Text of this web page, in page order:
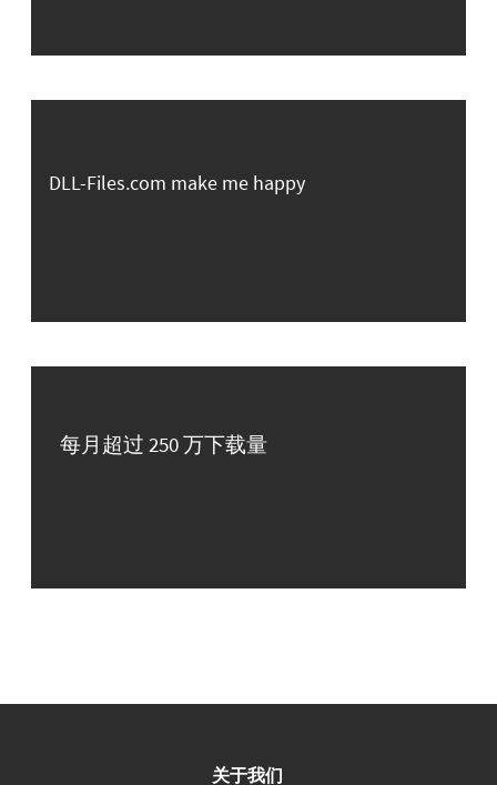
DLL-Files.com make me happy
每月超过 250 万下载量
关于我们